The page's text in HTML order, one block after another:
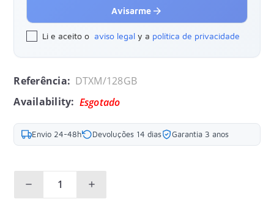
Referência: DTXM/128GB
Availability: Esgotado
Envio 24-48h Devoluções 14 dias Garantia 3 anos
Avisarme arrow_forward
Li e aceito o aviso legal y a política de privacidade